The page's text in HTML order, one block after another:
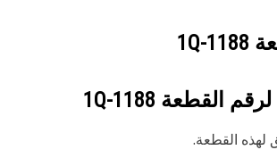
1Q-1188
لرقم القطعة 1Q-1188
لهذه القطعة.